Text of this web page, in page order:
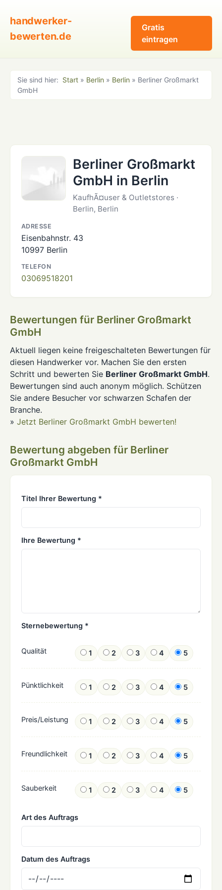
handwerker-
bewerten.de
Gratis
eintragen
Sie sind hier: Start » Berlin » Berlin » Berliner Großmarkt
GmbH
Berliner Großmarkt
GmbH in Berlin
KaufhÃ¤user & Outletstores ·
Berlin, Berlin
ADRESSE
Eisenbahnstr. 43
10997 Berlin
TELEFON
03069518201
Bewertungen für Berliner Großmarkt
GmbH
Aktuell liegen keine freigeschalteten Bewertungen für
diesen Handwerker vor. Machen Sie den ersten
Schritt und bewerten Sie Berliner Großmarkt GmbH.
Bewertungen sind auch anonym möglich. Schützen
Sie andere Besucher vor schwarzen Schafen der
Branche.
» Jetzt Berliner Großmarkt GmbH bewerten!
Bewertung abgeben für Berliner
Großmarkt GmbH
Titel Ihrer Bewertung *
Ihre Bewertung *
Sternebewertung *
Qualität 1 2 3 4 5
Pünktlichkeit 1 2 3 4 5
Preis/Leistung 1 2 3 4 5
Freundlichkeit 1 2 3 4 5
Sauberkeit 1 2 3 4 5
Art des Auftrags
Datum des Auftrags